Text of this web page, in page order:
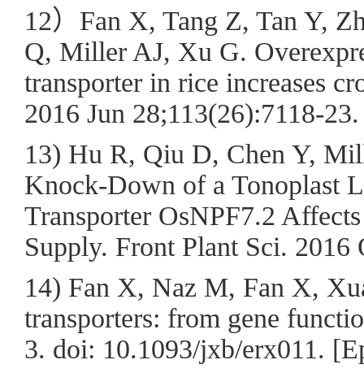
12）Fan X, Tang Z, Tan Y,
Q, Miller AJ, Xu G.
transporter in rice increases
2016 Jun 28;113(26):7118-23.
13) Hu R, Qiu D, Chen Y,
Knock-Down of a Tonoplast
Transporter OsNPF7.2
Supply. Front Plant Sci.
14) Fan X, Naz M, Fan X,
transporters: from gene
3. doi: 10.1093/jxb/erx011.